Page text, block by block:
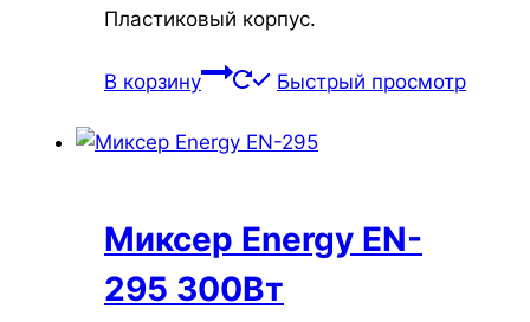
Пластиковый корпус.
В корзину Быстрый просмотр
Миксер Energy EN-
295 300Вт